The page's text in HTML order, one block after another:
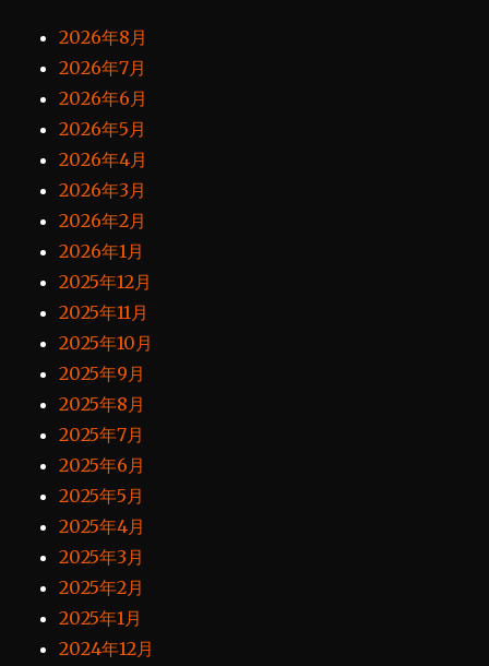
2026年8月
2026年7月
2026年6月
2026年5月
2026年4月
2026年3月
2026年2月
2026年1月
2025年12月
2025年11月
2025年10月
2025年9月
2025年8月
2025年7月
2025年6月
2025年5月
2025年4月
2025年3月
2025年2月
2025年1月
2024年12月